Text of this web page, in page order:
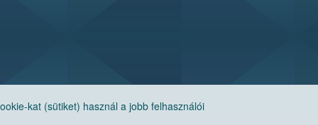
kat (sütiket) használ a jobb felhasználói